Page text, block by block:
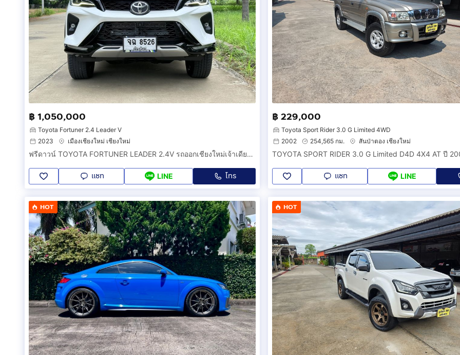
฿ 1,050,000
Toyota Fortuner 2.4 Leader V
2023
เมืองเชียงใหม่ เชียงใหม่
ฟรีดาวน์ TOYOTA FORTUNER LEADER 2.4V รถออกเชียงใหม่เจ้าเดียว วิ่งน้อยเพียง 30,000 กม. ปี2566(จดทะเบียน 2023) น๊อตไม่มีขยับ สวยมาก สีขาวมุก.
แชท LINE โทร
฿ 229,000
Toyota Sport Rider 3.0 G Limited 4WD
2002
254,565 กม. สันป่าตอง เชียงใหม่
TOYOTA SPORT RIDER 3.0 G Limited D4D 4X4 AT ปี
แชท LINE
HOT HOT